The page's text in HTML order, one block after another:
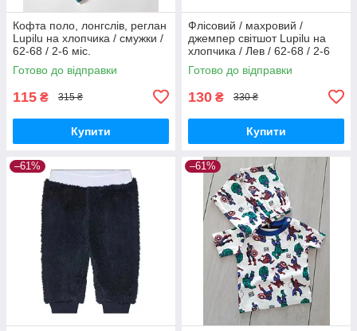
Кофта поло, лонгслів, реглан
Lupilu на хлопчика / смужки /
62-68 / 2-6 міс.
Готово до відправки
115 ₴ 315 ₴
Купити
Флісовий / махровий /
джемпер світшот Lupilu на
хлопчика / Лев / 62-68 / 2-6
міс.
Готово до відправки
130 ₴ 330 ₴
Купити
–61% –61%